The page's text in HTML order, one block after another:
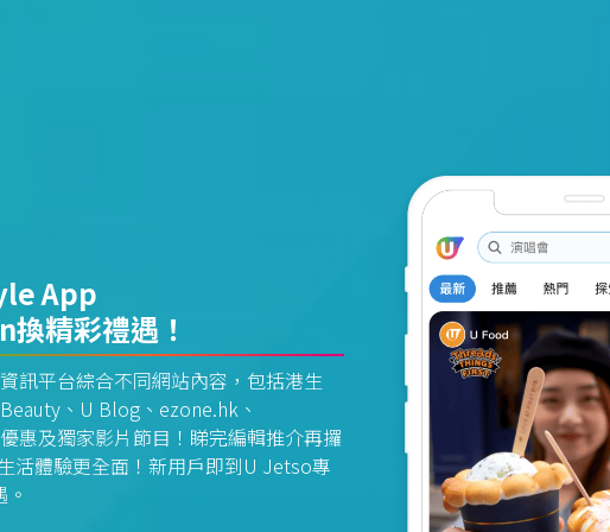
App
精彩禮遇！
訊平台綜合不同網站內容，包括港生
、U Blog、ezone.hk、
惠及獨家影片節目！睇完編輯推介再攞
活體驗更全面！新用戶即到U Jetso專